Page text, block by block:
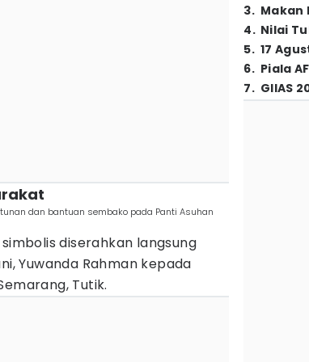
dan bantuan sembako pada Panti Asuhan
diserahkan langsung
Yuwanda Rahman kepada
Tutik.
3. Makan
4. Nilai
5. 17
6. Piala
7. GIIAS